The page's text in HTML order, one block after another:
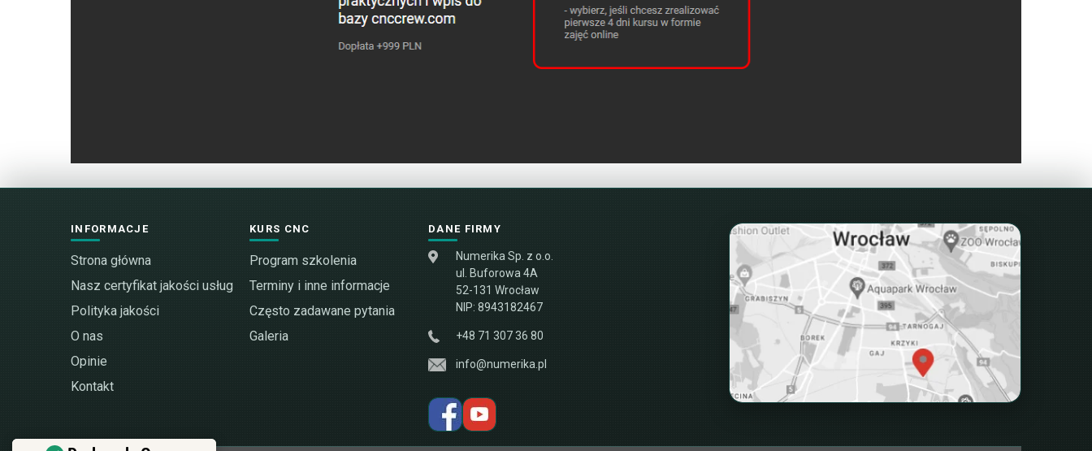
INFORMACJE
Strona główna
Nasz certyfikat jakości usług
Polityka jakości
O nas
Opinie
Kontakt
KURS CNC
Program szkolenia
Terminy i inne informacje
Często zadawane pytania
Galeria
DANE FIRMY
Numerika Sp. z o.o.
ul. Buforowa 4A
52-131 Wrocław
NIP: 8943182467
+48 71 307 36 80
info@numerika.pl